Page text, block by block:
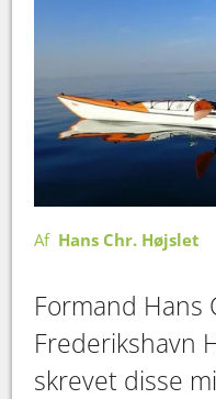
Af Hans Chr. Højslet
Formand Hans
Frederikshavn
skrevet disse